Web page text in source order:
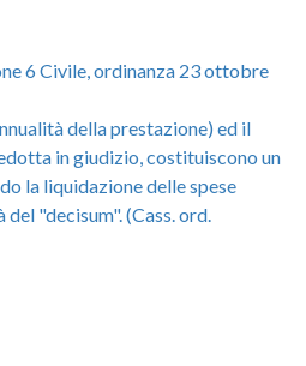
6 Civile, ordinanza 23 ottobre
della prestazione) ed il
in giudizio, costituiscono un
la liquidazione delle spese
"decisum". (Cass. ord.